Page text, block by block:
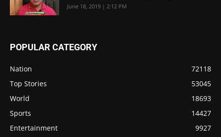
June 18, 2019 | 2:12 PM
POPULAR CATEGORY
Nation
72118
Top Stories
53045
World
18693
Sports
14427
Entertainment
9927